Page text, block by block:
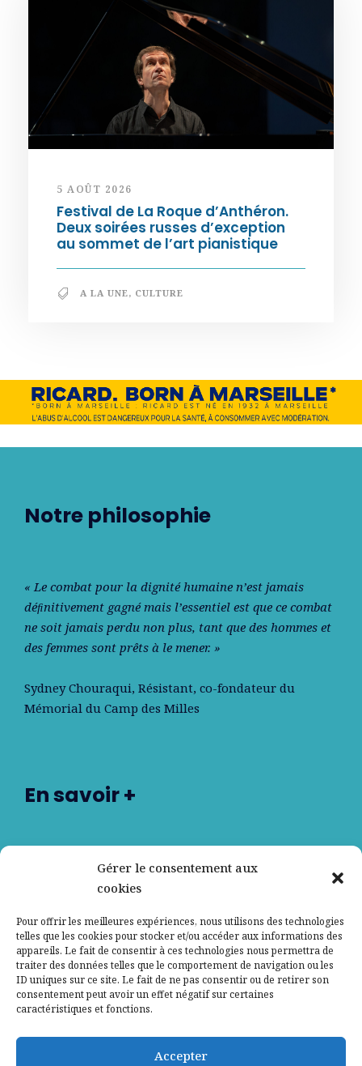
Gérer le consentement aux
cookies
Pour offrir les meilleures expériences, nous utilisons des technologies
telles que les cookies pour stocker et/ou accéder aux informations des
appareils. Le fait de consentir à ces technologies nous permettra de
traiter des données telles que le comportement de navigation ou les
ID uniques sur ce site. Le fait de ne pas consentir ou de retirer son
consentement peut avoir un effet négatif sur certaines
caractéristiques et fonctions.
Accepter
5 AOÛT 2026
Festival de La Roque d’Anthéron.
Deux soirées russes d’exception
au sommet de l’art pianistique
A LA UNE, CULTURE
Notre philosophie
« Le combat pour la dignité humaine n’est jamais
déﬁnitivement gagné mais l’essentiel est que ce combat
ne soit jamais perdu non plus, tant que des hommes et
des femmes sont prêts à le mener. »
Sydney Chouraqui, Résistant, co-fondateur du
Mémorial du Camp des Milles
En savoir +
Nos partenaires
Contactez-nous
Mentions légales